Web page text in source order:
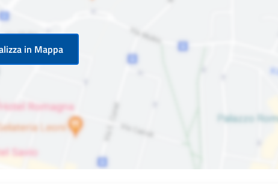
in Mappa